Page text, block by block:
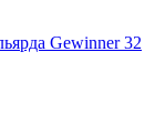
Gewinner 32